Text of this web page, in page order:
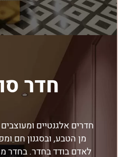
חדר
חדרים אלגנטיים
מן הטבע, ובסגנון חם
לאדם בודד בחדר. בחדר